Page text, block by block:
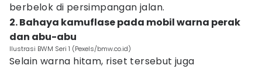
berbelok di persimpangan jalan.
2. Bahaya kamuflase pada mobil warna perak
dan abu-abu
Ilustrasi BWM Seri 1 (Pexels/bmw.co.id)
Selain warna hitam, riset tersebut juga